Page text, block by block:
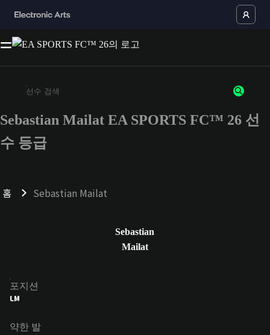
최소 3자 이상의 문자 또는 숫자를 입력하세요
Sebastian Mailat EA SPORTS FC™ 26 선
수 등급
홈 Sebastian Mailat
Sebastian
Mailat
포지션
LM
약한 발